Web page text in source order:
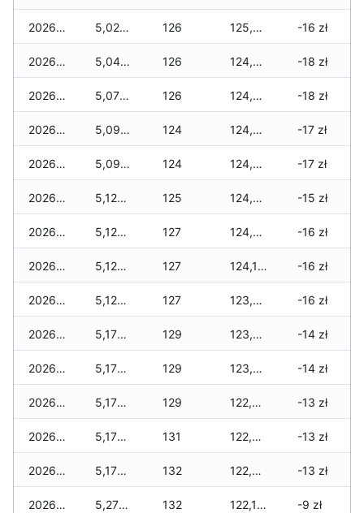
2026-02-12 5,020 zł 126 125,255 zł -16 zł
2026-02-11 5,045 zł 126 124,975 zł -18 zł
2026-02-10 5,070 zł 126 124,925 zł -18 zł
2026-02-09 5,095 zł 124 124,625 zł -17 zł
2026-02-08 5,095 zł 124 124,325 zł -17 zł
2026-02-07 5,120 zł 125 124,325 zł -15 zł
2026-02-06 5,120 zł 127 124,285 zł -16 zł
2026-02-05 5,120 zł 127 124,175 zł -16 zł
2026-02-04 5,120 zł 127 123,960 zł -16 zł
2026-02-03 5,170 zł 129 123,225 zł -14 zł
2026-02-02 5,170 zł 129 123,030 zł -14 zł
2026-02-01 5,170 zł 129 122,485 zł -13 zł
2026-01-31 5,170 zł 131 122,485 zł -13 zł
2026-01-30 5,170 zł 132 122,435 zł -13 zł
2026-01-29 5,270 zł 132 122,110 zł -9 zł